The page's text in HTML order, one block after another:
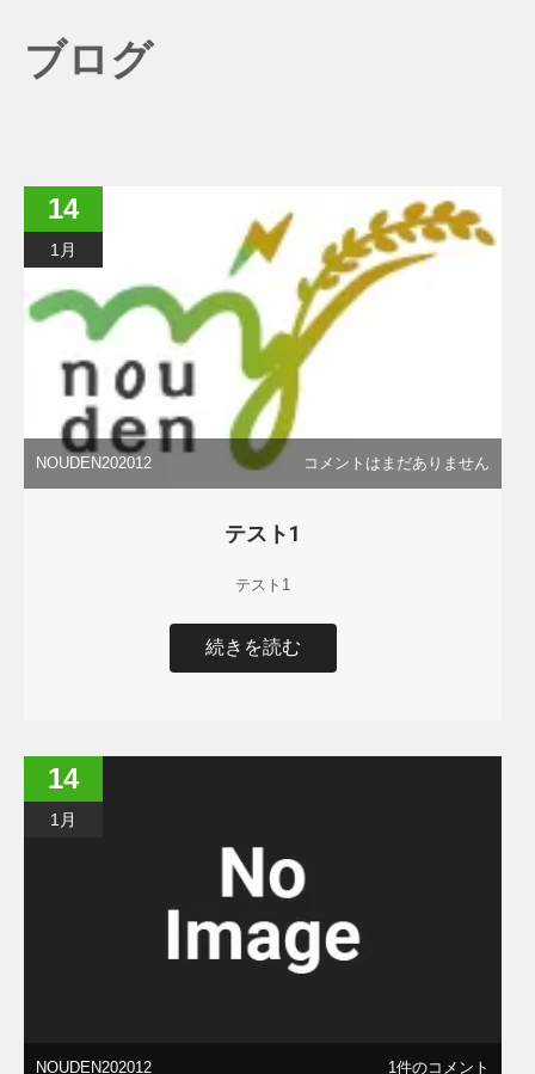
ブログ
14
1月
NOUDEN202012 コメントはまだありません
テスト1
テスト1
続きを読む
14
1月
NOUDEN202012 1件のコメント